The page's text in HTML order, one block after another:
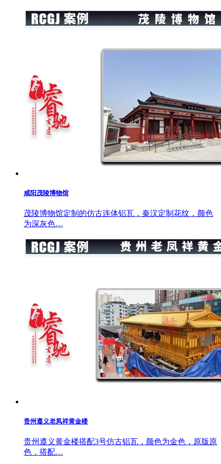
咸阳茂陵博物馆
茂陵博物馆定制的仿古连体铝瓦，秦汉定制花纹，颜色
为深灰色…
贵州遵义老凤祥黄金楼
贵州遵义黄金楼搭配3号仿古铝瓦，颜色为金色，原版原
色，搭配…